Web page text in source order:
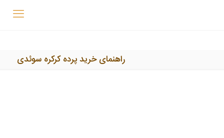
راهنمای خرید پرده کرکره سوئدی